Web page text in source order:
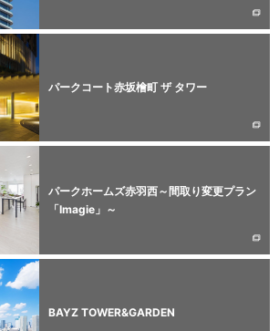
パークコート赤坂檜町 ザ タワー
パークホームズ赤羽西～間取り変更プラン
「Imagie」～
BAYZ TOWER&GARDEN